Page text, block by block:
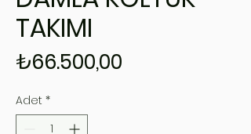
TAKIMI
₺66.500,00
Adet *